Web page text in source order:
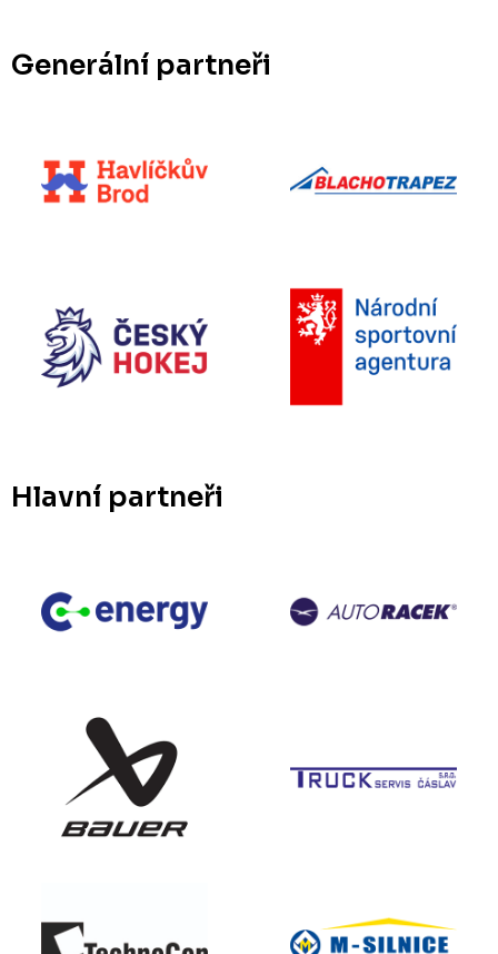
Generální partneři
Hlavní partneři